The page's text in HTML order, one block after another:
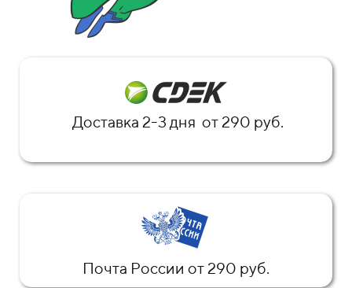
Доставка 2-3 дня от 290 руб.
Почта России от 290 руб.